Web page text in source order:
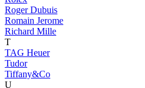
Roger Dubuis
Romain Jerome
Richard Mille
T
TAG Heuer
Tudor
Tiffany&Co
U